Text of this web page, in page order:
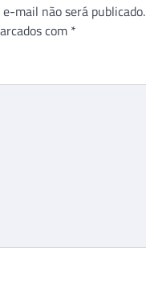
mail não será publicado.
com *